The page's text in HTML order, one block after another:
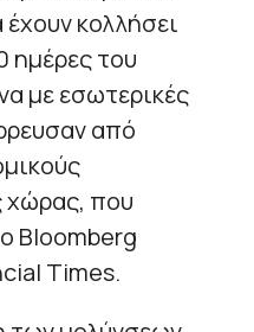
κολλήσει
ημέρες του
με εσωτερικές
από
χώρας, που
Bloomberg
Times.